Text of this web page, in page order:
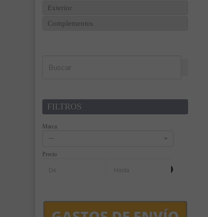
Exterior
Complementos
FILTROS
Marca
---
Precio